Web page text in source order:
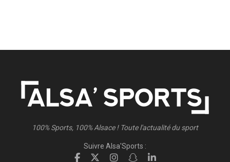
100% Sports, 100% Alsace ! Toute l'actualité du sport
Suivre Alsa'Sports :